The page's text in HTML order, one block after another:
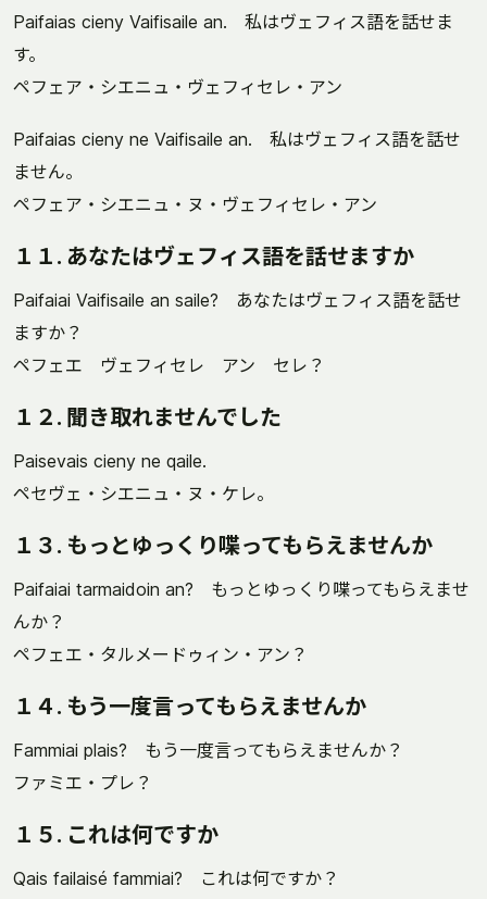
Paifaias cieny Vaifisaile an. 私はヴェフィス語を話せま
す。
ペフェア・シエニュ・ヴェフィセレ・アン
Paifaias cieny ne Vaifisaile an. 私はヴェフィス語を話せ
ません。
ペフェア・シエニュ・ヌ・ヴェフィセレ・アン
１１. あなたはヴェフィス語を話せますか
Paifaiai Vaifisaile an saile? あなたはヴェフィス語を話せ
ますか？
ペフェエ ヴェフィセレ アン セレ？
１２. 聞き取れませんでした
Paisevais cieny ne qaile.
ペセヴェ・シエニュ・ヌ・ケレ。
１３. もっとゆっくり喋ってもらえませんか
Paifaiai tarmaidoin an? もっとゆっくり喋ってもらえませ
んか？
ペフェエ・タルメードゥィン・アン？
１４. もう一度言ってもらえませんか
Fammiai plais? もう一度言ってもらえませんか？
ファミエ・プレ？
１５. これは何ですか
Qais failaisé fammiai? これは何ですか？